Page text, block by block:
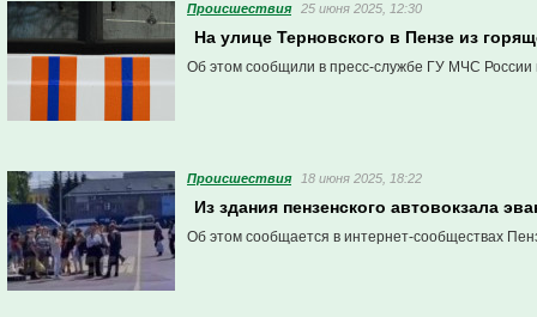
Проиcшествия 25 июня 2025, 12:30
На улице Терновского в Пензе из
Об этом сообщили в пресс-службе ГУ МЧС России
Проиcшествия 18 июня 2025, 18:22
Из здания пензенского автовокзала
Об этом сообщается в интернет-сообществах